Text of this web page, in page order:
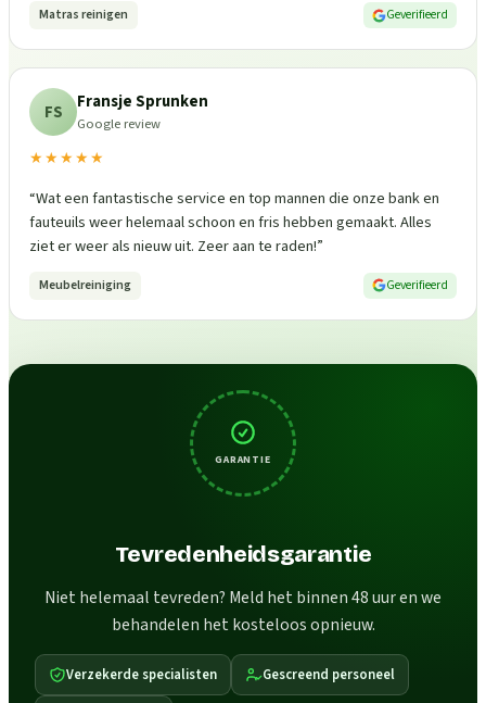
Matras reinigen Geverifieerd
FS Fransje Sprunken
Google review
★★★★★
“Wat een fantastische service en top mannen die onze bank en
fauteuils weer helemaal schoon en fris hebben gemaakt. Alles
ziet er weer als nieuw uit. Zeer aan te raden!”
Meubelreiniging Geverifieerd
GARANTIE
Tevredenheidsgarantie
Niet helemaal tevreden? Meld het binnen 48 uur en we
behandelen het kosteloos opnieuw.
Verzekerde specialisten Gescreend personeel